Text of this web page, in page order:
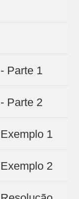
Parte 1
Parte 2
1
2